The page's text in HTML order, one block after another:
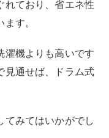
約もできる。
物の量に応じて適量
く、 ランドリースペ